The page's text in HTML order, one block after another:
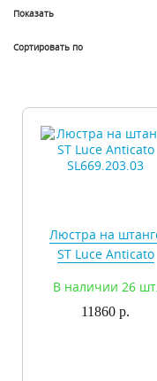
Показать
Сортировать по
Люстра на
ST Luce Anticato
В наличии 26 шт.
11860 р.